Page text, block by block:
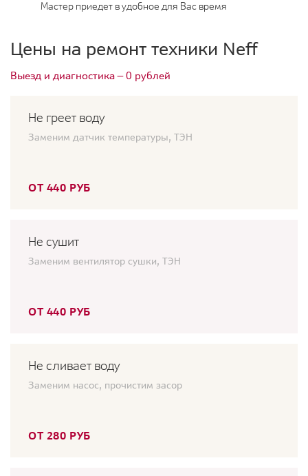
Мастер приедет в удобное для Вас время
Цены на ремонт техники Neff
Выезд и диагностика — 0 рублей
Не греет воду
Заменим датчик температуры, ТЭН
ОТ 440 РУБ
Не сушит
Заменим вентилятор сушки, ТЭН
ОТ 440 РУБ
Не сливает воду
Заменим насос, прочистим засор
ОТ 280 РУБ